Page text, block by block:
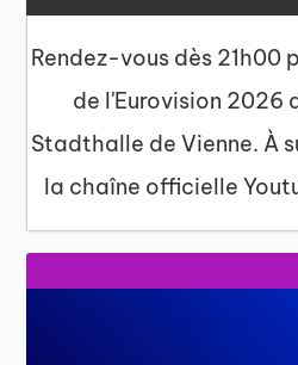
Rendez-vous dès 21h00
de l'Eurovision 2026
Stadthalle de Vienne. À
la chaîne officielle